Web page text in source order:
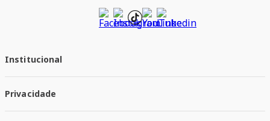
Institucional
Trabalhe conosco
Responsabilidade Social
Privacidade